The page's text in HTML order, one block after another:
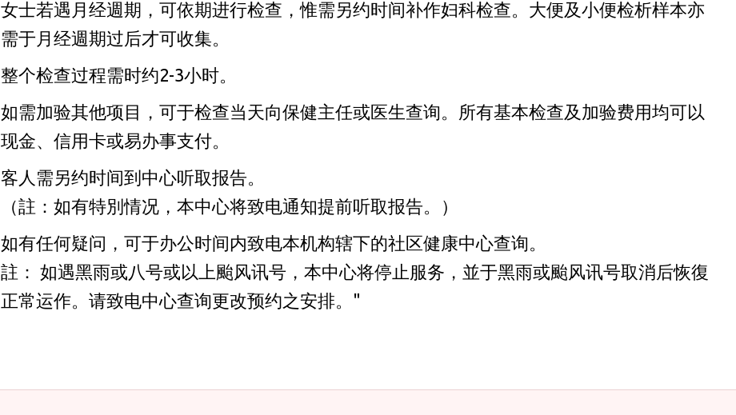
女士若遇月经週期，可依期进行检查，惟需另约时间补作妇科检查。大便及小便检析样本亦
需于月经週期过后才可收集。
整个检查过程需时约2-3小时。
如需加验其他项目，可于检查当天向保健主任或医生查询。所有基本检查及加验费用均可以
现金、信用卡或易办事支付。
客人需另约时间到中心听取报告。
（註：如有特別情况，本中心将致电通知提前听取报告。）
如有任何疑问，可于办公时间内致电本机构辖下的社区健康中心查询。
註： 如遇黑雨或八号或以上颱风讯号，本中心将停止服务，並于黑雨或颱风讯号取消后恢復
正常运作。请致电中心查询更改预约之安排。"